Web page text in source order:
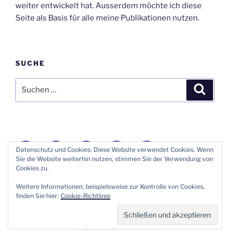
weiter entwickelt hat. Ausserdem möchte ich diese
Seite als Basis für alle meine Publikationen nutzen.
SUCHE
nach:
Donauschwaben
Forum
Geneanet
Stammbaum
GenoPro
Stammbäume
Instagram
E-
Mail
Datenschutz und Cookies: Diese Website verwendet Cookies. Wenn
Sie die Website weiterhin nutzen, stimmen Sie der Verwendung von
Cookies zu.
Weitere Informationen, beispielsweise zur Kontrolle von Cookies,
finden Sie hier: Cookie-Richtlinie